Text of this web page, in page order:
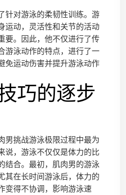
针对游泳的柔韧性训练。游
运动，灵活性和关节的活动
要。因此，他不仅进行了传
游泳动作的特点，进行了一
免运动伤害并提升游泳动作
巧的逐步
男挑战游泳极限过程中最为
说，游泳不仅仅是体力的比
结合。最初，肌肉男的游泳
其在长时间游泳后，体力的
变得不协调，影响游泳速